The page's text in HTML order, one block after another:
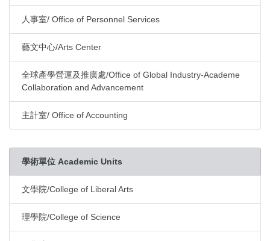
人事室/ Office of Personnel Services
藝文中心/Arts Center
全球產學營運及推廣處/Office of Global Industry-Academe
Collaboration and Advancement
主計室/ Office of Accounting
學術單位 Academic Units
文學院/College of Liberal Arts
理學院/College of Science